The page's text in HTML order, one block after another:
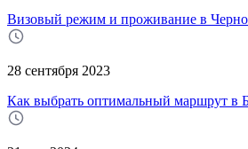
Визовый режим и проживание в
28 сентября 2023
Как выбрать оптимальный маршрут в